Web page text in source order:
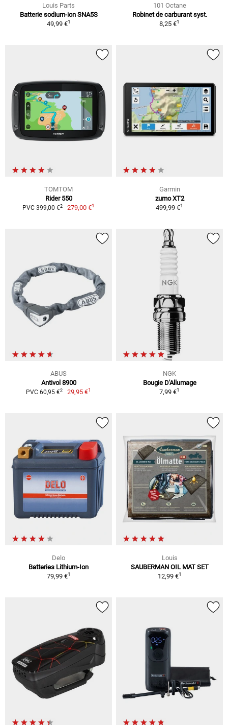
Louis Parts
Batterie sodium-ion SNA5S
49,99 €1
101 Octane
Robinet de carburant syst.
8,25 €1
TOMTOM
Rider 550
PVC 399,00 €2 279,00 €1
Garmin
zumo XT2
499,99 €1
ABUS
Antivol 8900
PVC 60,95 €2 29,95 €1
NGK
Bougie D'Allumage
7,99 €1
Delo
Batteries Lithium-Ion
79,99 €1
Louis
SAUBERMAN OIL MAT SET
12,99 €1